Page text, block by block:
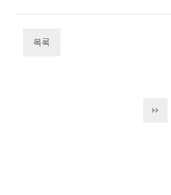
목록